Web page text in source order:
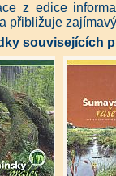
z edice
přibližuje
souvisejících